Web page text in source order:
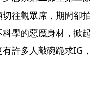
往觀眾席，期間卻拍
學的惡魔身材，掀起
許多人敲碗跪求IG，